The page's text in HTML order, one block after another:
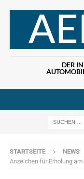
DER
STARTSEITE NEWS
Anzeichen für Erholung